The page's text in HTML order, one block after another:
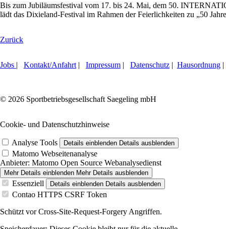
Bis zum Jubiläumsfestival vom 17. bis 24. Mai, dem 50.
lädt das Dixieland-Festival im Rahmen der Feierlichkeiten zu „50
Zurück
Jobs | Kontakt/Anfahrt | Impressum | Datenschutz | Hausordnung |
© 2026 Sportbetriebsgesellschaft Saegeling mbH
Cookie- und Datenschutzhinweise
Analyse Tools Details einblenden Details ausblenden
Matomo Webseitenanalyse
Anbieter: Matomo Open Source Webanalysedienst
Mehr Details einblenden Mehr Details ausblenden
Essenziell Details einblenden Details ausblenden
Contao HTTPS CSRF Token
Schützt vor Cross-Site-Request-Forgery Angriffen.